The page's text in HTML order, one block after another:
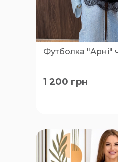
Футболка "Арні"
1 200 грн